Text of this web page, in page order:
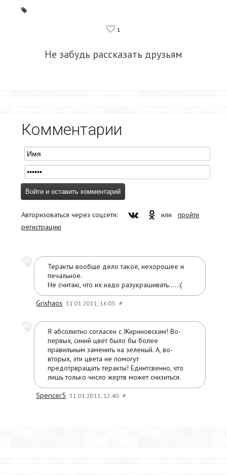
1
Не забудь рассказать друзьям
Комментарии
Авторизоваться через соцсети: или пройти
регистрацию
Теракты вообще дело такое, нехорошее и
печальное.
Не считаю, что их надо разукрашивать.....:(
Grishaos 31.01.2011, 16:05 #
Я абсолютно согласен с Жириновским! Во-
первых, синий цвет было бы более
правильным заменить на зеленый. А, во-
вторых, эти цвета не помогут
предотрвращать теракты! Единтсвенно, что
лишь только число жертв может снизиться.
Spencer5 31.01.2011, 12:40 #